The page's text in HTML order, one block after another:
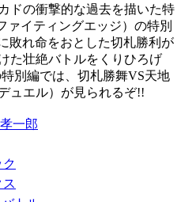
ドの衝撃的な過去を描いた特
イティングエッジ）の特別
敗れ命をおとした切札勝利が
た壮絶バトルをくりひろげ
別編では、切札勝舞VS天地
ュエル）が見られるぞ!!
一郎